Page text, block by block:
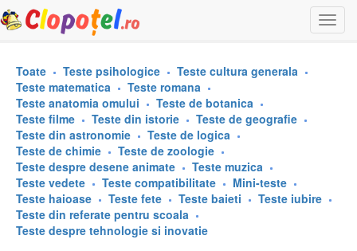
Toate Teste psihologice
Teste cultura generala
Teste matematica
Teste romana
Teste anatomia omului
Teste de botanica
Teste filme
Teste din istorie
Teste de geografie
Teste din astronomie
Teste de logica
Teste de chimie
Teste de zoologie
Teste despre desene animate
Teste muzica
Teste vedete
Teste compatibilitate
Mini-teste
Teste haioase
Teste fete Teste baieti
Teste iubire
Teste din referate pentru scoala
Teste despre tehnologie si inovatie